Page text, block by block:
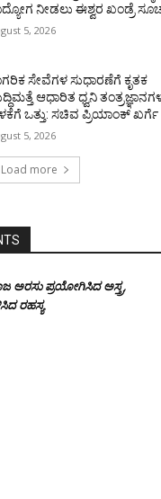
ನೀಡಲು ಈಶ್ವರ ಖಂಡ್ರೆ
5, 2026
ಸೇವೆಗಳ ಸುಧಾರಣೆಗೆ ಕೃತಕ
ಆಧಾರಿತ ಧ್ವನಿ
ಒತ್ತು: ಸಚಿವ ಪ್ರಿಯಾಂಕ್ ಖರ್ಗೆ
5, 2026
Load more
ಅರಸು ಪ್ರಯೋಗಿಸಿದ ಅಸ್ತ್ರ,
ರಹಸ್ಯ